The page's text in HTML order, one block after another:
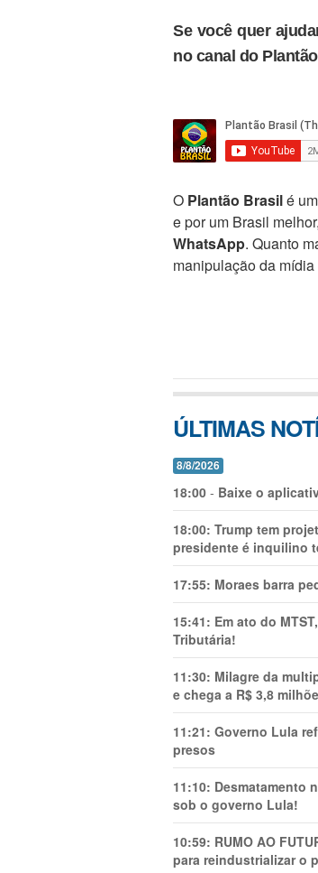
Se você quer
no canal do
O Plantão Brasilé
e por um Brasil melhor,
WhatsApp. Quanto
manipulação da
ÚLTIMAS
8/8/2026
18:00 - Baixe o
18:00: Trump tem
presidente é inquilino
17:55: Moraes barra
15:41: Em ato do
Tributária!
11:30: Milagre da
e chega a R$ 3,8
11:21: Governo Lula
presos
11:10: Desmatamento
sob o governo Lula!
10:59: RUMO AO
para reindustrializar o